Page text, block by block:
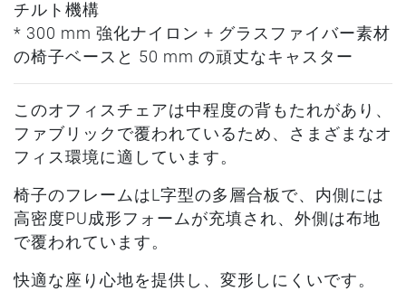
チルト機構
* 300 mm 強化ナイロン + グラスファイバー素材
の椅子ベースと 50 mm の頑丈なキャスター
このオフィスチェアは中程度の背もたれがあり、
ファブリックで覆われているため、さまざまなオ
フィス環境に適しています。
椅子のフレームはL字型の多層合板で、内側には
高密度PU成形フォームが充填され、外側は布地
で覆われています。
快適な座り心地を提供し、変形しにくいです。